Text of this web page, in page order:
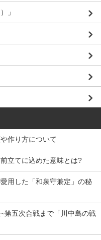
」
作り方について
立てに込めた意味とは?
用した「和泉守兼定」の秘
第五次合戦まで「川中島の戦